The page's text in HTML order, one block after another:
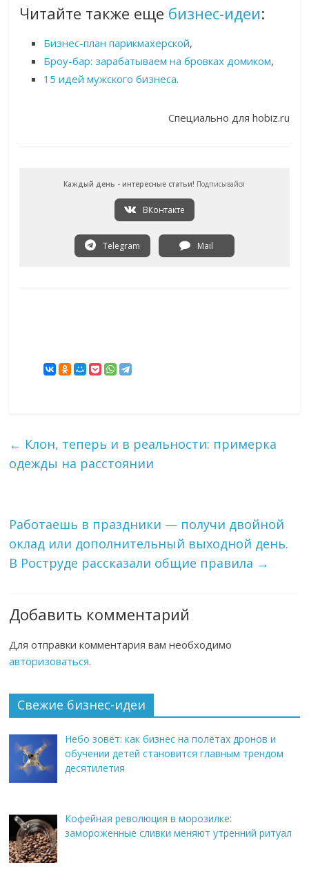
Читайте также еще бизнес-идеи:
Бизнес-план парикмахерской,
Броу-бар: зарабатываем на бровках домиком,
15 идей мужского бизнеса.
Специально для hobiz.ru
Каждый день - интересные статьи! Подписывайся
ВКонтакте
Telegram Mail
← Клон, теперь и в реальности: примерка
одежды на расстоянии
Работаешь в праздники — получи двойной
оклад или дополнительный выходной день.
В Роструде рассказали общие правила →
Добавить комментарий
Для отправки комментария вам необходимо
авторизоваться.
Свежие бизнес-идеи
Небо зовёт: как бизнес на полётах дронов и
обучении детей становится главным трендом
десятилетия
Кофейная революция в морозилке:
замороженные сливки меняют утренний ритуал